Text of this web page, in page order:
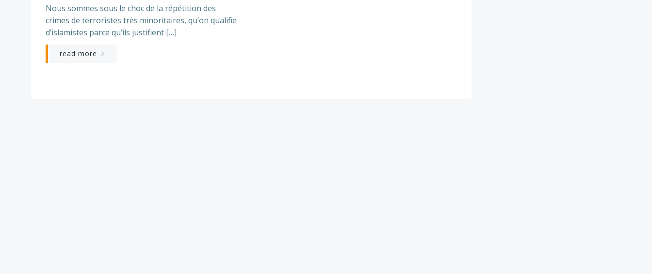
Nous sommes sous le choc de la répétition des
crimes de terroristes très minoritaires, qu’on qualifie
d’islamistes parce qu’ils justifient […]
read more